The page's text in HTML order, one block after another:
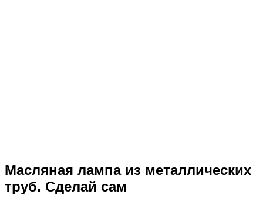
Масляная лампа из металлических
труб. Сделай сам